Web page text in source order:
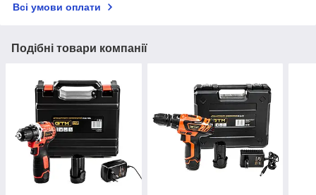
Всі умови оплати
Подібні товари компанії